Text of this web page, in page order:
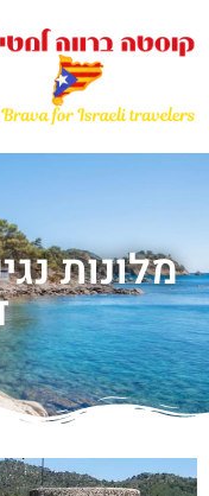
מלונות